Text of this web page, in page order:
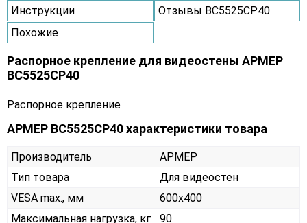
Инструкции
Отзывы ВС5525СР40
Похожие
Распорное крепление для видеостены АРМЕР
ВС5525СР40
Распорное крепление
АРМЕР ВС5525СР40 характеристики товара
Производитель
АРМЕР
Тип товара
Для видеостен
VESA max., мм
600х400
Максимальная нагрузка, кг
90